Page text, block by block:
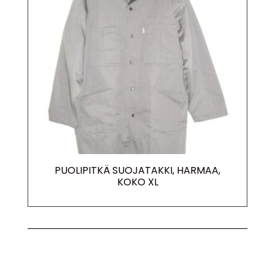
PUOLIPITKÄ SUOJATAKKI, HARMAA,
KOKO XL